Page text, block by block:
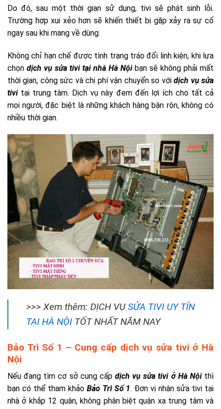
Do đó, sau một thời gian sử dụng, tivi sẽ phát sinh lỗi.
Trường hợp xui xẻo hơn sẽ khiến thiết bị gặp xảy ra sự cố
ngay sau khi mang về dùng.
Không chỉ hạn chế được tình trạng tráo đổi linh kiện, khi lựa
chọn dịch vụ sửa tivi tại nhà Hà Nộibạn sẽ không phải mất
thời gian, công sức và chi phí vận chuyển so vớidịch vụ sửa
tivitại trung tâm. Dịch vụ này đem đến lợi ích cho tất cả
mọi người, đặc biệt là những khách hàng bận rộn, không có
nhiều thời gian.
>>> Xem thêm: DỊCH VỤSỬA TIVI UY TÍN
TẠI HÀ NỘI TỐT NHẤT NĂM NAY
Bảo Trì Số 1 – Cung cấp dịch vụ sửa tivi ở Hà
Nội
Nếu đang tìm cơ sở cung cấp dịch vụ sửa tivi ở Hà Nộithì
bạn có thể tham khảo Bảo Trì Số 1. Đơn vị nhận sửa tivi tại
nhà ở khắp 12 quận, không phân biệt quận xa trung tâm và